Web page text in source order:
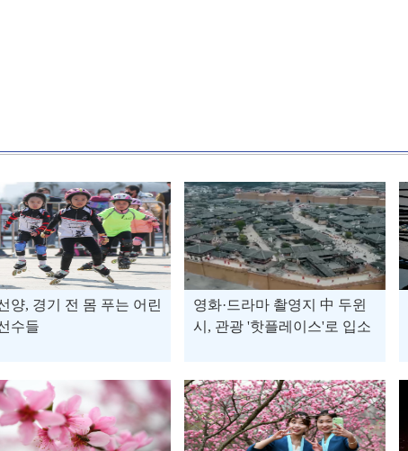
양, 경기 전 몸 푸는 어린
수들
영화·드라마 촬영지 中 두윈
시, 관광 '핫플레이스'로 입소